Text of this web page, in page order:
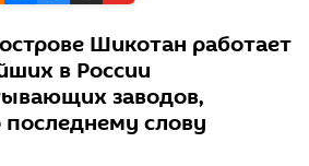
Шикотан работает
в России
заводов,
слову